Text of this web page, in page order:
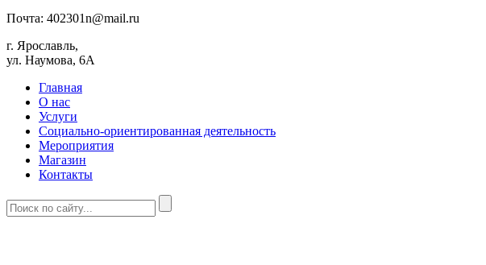
Почта: 402301n@mail.ru
г. Ярославль,
ул. Наумова, 6А
Главная
О нас
Услуги
Социально-ориентированная деятельность
Мероприятия
Магазин
Контакты